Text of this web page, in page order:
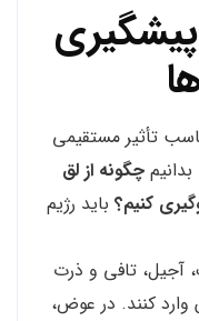
تأثیر مستقیمی
چگونه از لق
کنیم؟ باید رژیم
تافی و ذرت
وارد کنند. در عوض،